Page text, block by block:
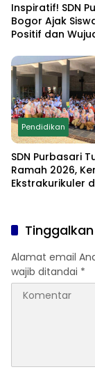
Inspiratif! SDN
Bogor Ajak
Positif dan
Pendidikan
SDN Purbasari
Ramah 2026,
Ekstrakurikuler
Alamat email
wajib ditandai *